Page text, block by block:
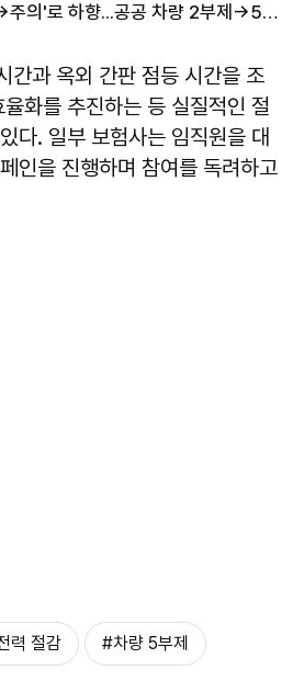
원유 위기경보 '경계→주의'로 하향...공공 차량 2부제→5부제로
간과 옥외 간판 점등 시간을 조
화를 추진하는 등 실질적인 절
다. 일부 보험사는 임직원을 대
인을 진행하며 참여를 독려하고
력 절감 #차량 5부제